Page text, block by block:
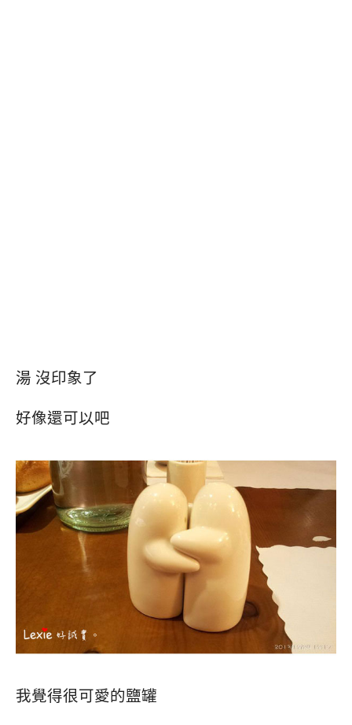
湯 沒印象了
好像還可以吧
我覺得很可愛的鹽罐